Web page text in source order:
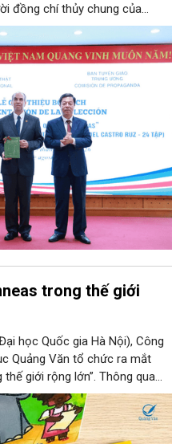
đồng chí thủy chung của
Nam, chiều 5/8, tại Hà Nội,
thật phối hợp với Ban Tuyên
thiệu bộ sách “Tuyển tập các
Fidel Castro Ruz” gồm 24
trong thế giới
học Quốc gia Hà Nội), Công
Quảng Văn tổ chức ra mắt
giới rộng lớn”. Thông qua
cuốn sách gửi gắm những
nhiên, ý thức bảo vệ môi
xung quanh.